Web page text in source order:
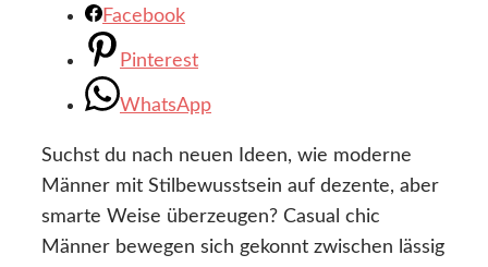
Facebook
Pinterest
WhatsApp
Suchst du nach neuen Ideen, wie moderne
Männer mit Stilbewusstsein auf dezente, aber
smarte Weise überzeugen? Casual chic
Männer bewegen sich gekonnt zwischen lässig